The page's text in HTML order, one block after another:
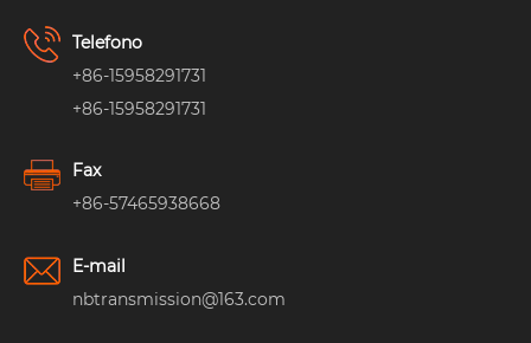
Telefono
+86-15958291731
+86-15958291731
Fax
+86-57465938668
E-mail
nbtransmission@163.com